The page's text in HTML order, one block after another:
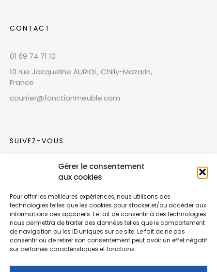
Gérer le consentement
aux cookies
Pour offrir les meilleures expériences, nous utilisons des
technologies telles que les cookies pour stocker et/ou accéder aux
informations des appareils. Le fait de consentir à ces technologies
nous permettra de traiter des données telles que le comportement
de navigation ou les ID uniques sur ce site. Le fait de ne pas
consentir ou de retirer son consentement peut avoir un effet négatif
sur certaines caractéristiques et fonctions.
CONTACT
01 69 74 71 10
10 rue Jacqueline AURIOL, Chilly-Mazarin,
France
courrier@fonctionmeuble.com
SUIVEZ-VOUS
Rejoignez notre communauté sur les réseaux
Nouvelles collections, vie de l’équipe ou
inspirations : soyez informés de nos dernières
actualités.